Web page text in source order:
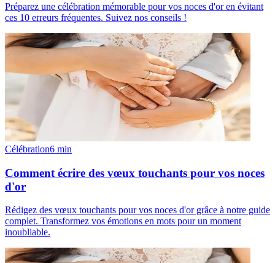
Préparez une célébration mémorable pour vos noces d'or en évitant
ces 10 erreurs fréquentes. Suivez nos conseils !
Célébration6 min
Comment écrire des vœux touchants pour vos noces
d'or
Rédigez des vœux touchants pour vos noces d'or grâce à notre guide
complet. Transformez vos émotions en mots pour un moment
inoubliable.